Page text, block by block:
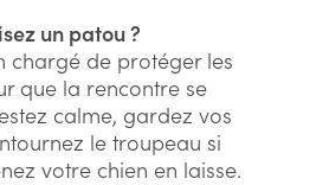
un patou ?
chargé de protéger les
que la rencontre se
calme, gardez vos
le troupeau si
votre chien en laisse.